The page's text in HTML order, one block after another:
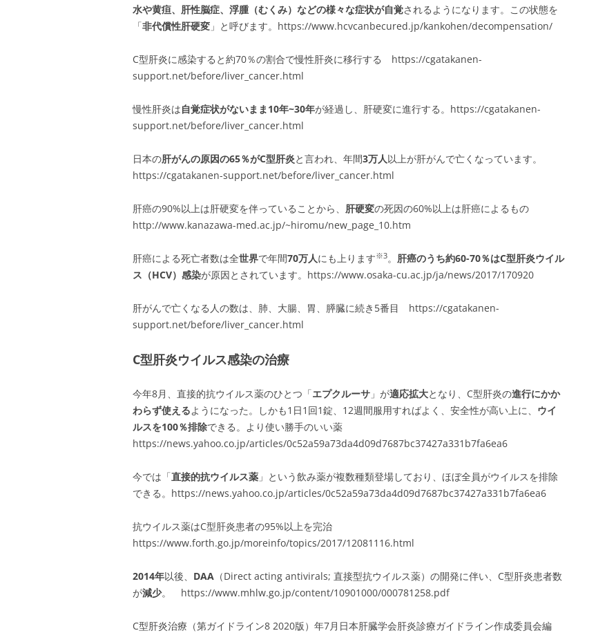
水や黄疸、肝性脳症、浮腫（むくみ）などの様々な症状が自覚されるようになります。この状態を
「非代償性肝硬変 」と呼びます。https://www.hcvcanbecured.jp/kankohen/decompensation/
C型肝炎に感染すると約70％の割合で慢性肝炎に移行する https://cgatakanen-
support.net/before/liver_cancer.html
慢性肝炎は自覚症状がないまま10年~30年が経過し、肝硬変に進行する。https://cgatakanen-
support.net/before/liver_cancer.html
日本の肝がんの原因の65％がC型肝炎と言われ、年間3万人以上が肝がんで亡くなっています。
https://cgatakanen-support.net/before/liver_cancer.html
肝癌の90%以上は肝硬変を伴っていることから、 肝硬変の死因の60%以上は肝癌によるもの
http://www.kanazawa-med.ac.jp/~hiromu/new_page_10.htm
肝癌による死亡者数は全世界で年間70万人にも上ります※3。 肝癌のうち約60-70％はC型肝炎ウイル
ス（HCV）感染が原因とされています。https://www.osaka-cu.ac.jp/ja/news/2017/170920
肝がんで亡くなる人の数は、肺、大腸、胃、膵臓に続き5番目 https://cgatakanen-
support.net/before/liver_cancer.html
C型肝炎ウイルス感染の治療
今年8月、直接的抗ウイルス薬のひとつ「エプクルーサ 」が適応拡大となり、C型肝炎の進行にかか
わらず使えるようになった。しかも1日1回1錠、12週間服用すればよく、安全性が高い上に、 ウイ
ルスを100％排除できる。より使い勝手のいい薬
https://news.yahoo.co.jp/articles/0c52a59a73da4d09d7687bc37427a331b7fa6ea6
今では「直接的抗ウイルス薬 」という飲み薬が複数種類登場しており、ほぼ全員がウイルスを排除
できる。https://news.yahoo.co.jp/articles/0c52a59a73da4d09d7687bc37427a331b7fa6ea6
抗ウイルス薬はC型肝炎患者の95%以上を完治
https://www.forth.go.jp/moreinfo/topics/2017/12081116.html
2014年以後、 DAA （Direct acting antivirals; 直接型抗ウイルス薬）の開発に伴い、C型肝炎患者数
が減少。 https://www.mhlw.go.jp/content/10901000/000781258.pdf
C型肝炎治療（第ガイドライン8 2020版）年7月日本肝臓学会肝炎診療ガイドライン作成委員会編